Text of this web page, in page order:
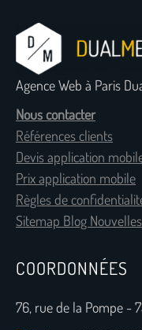
Agence Web à Paris
Nous contacter
Références clients
Devis application
Prix application mobile
Règles de
Sitemap Blog
COORDONNÉES
76, rue de la Pompe -